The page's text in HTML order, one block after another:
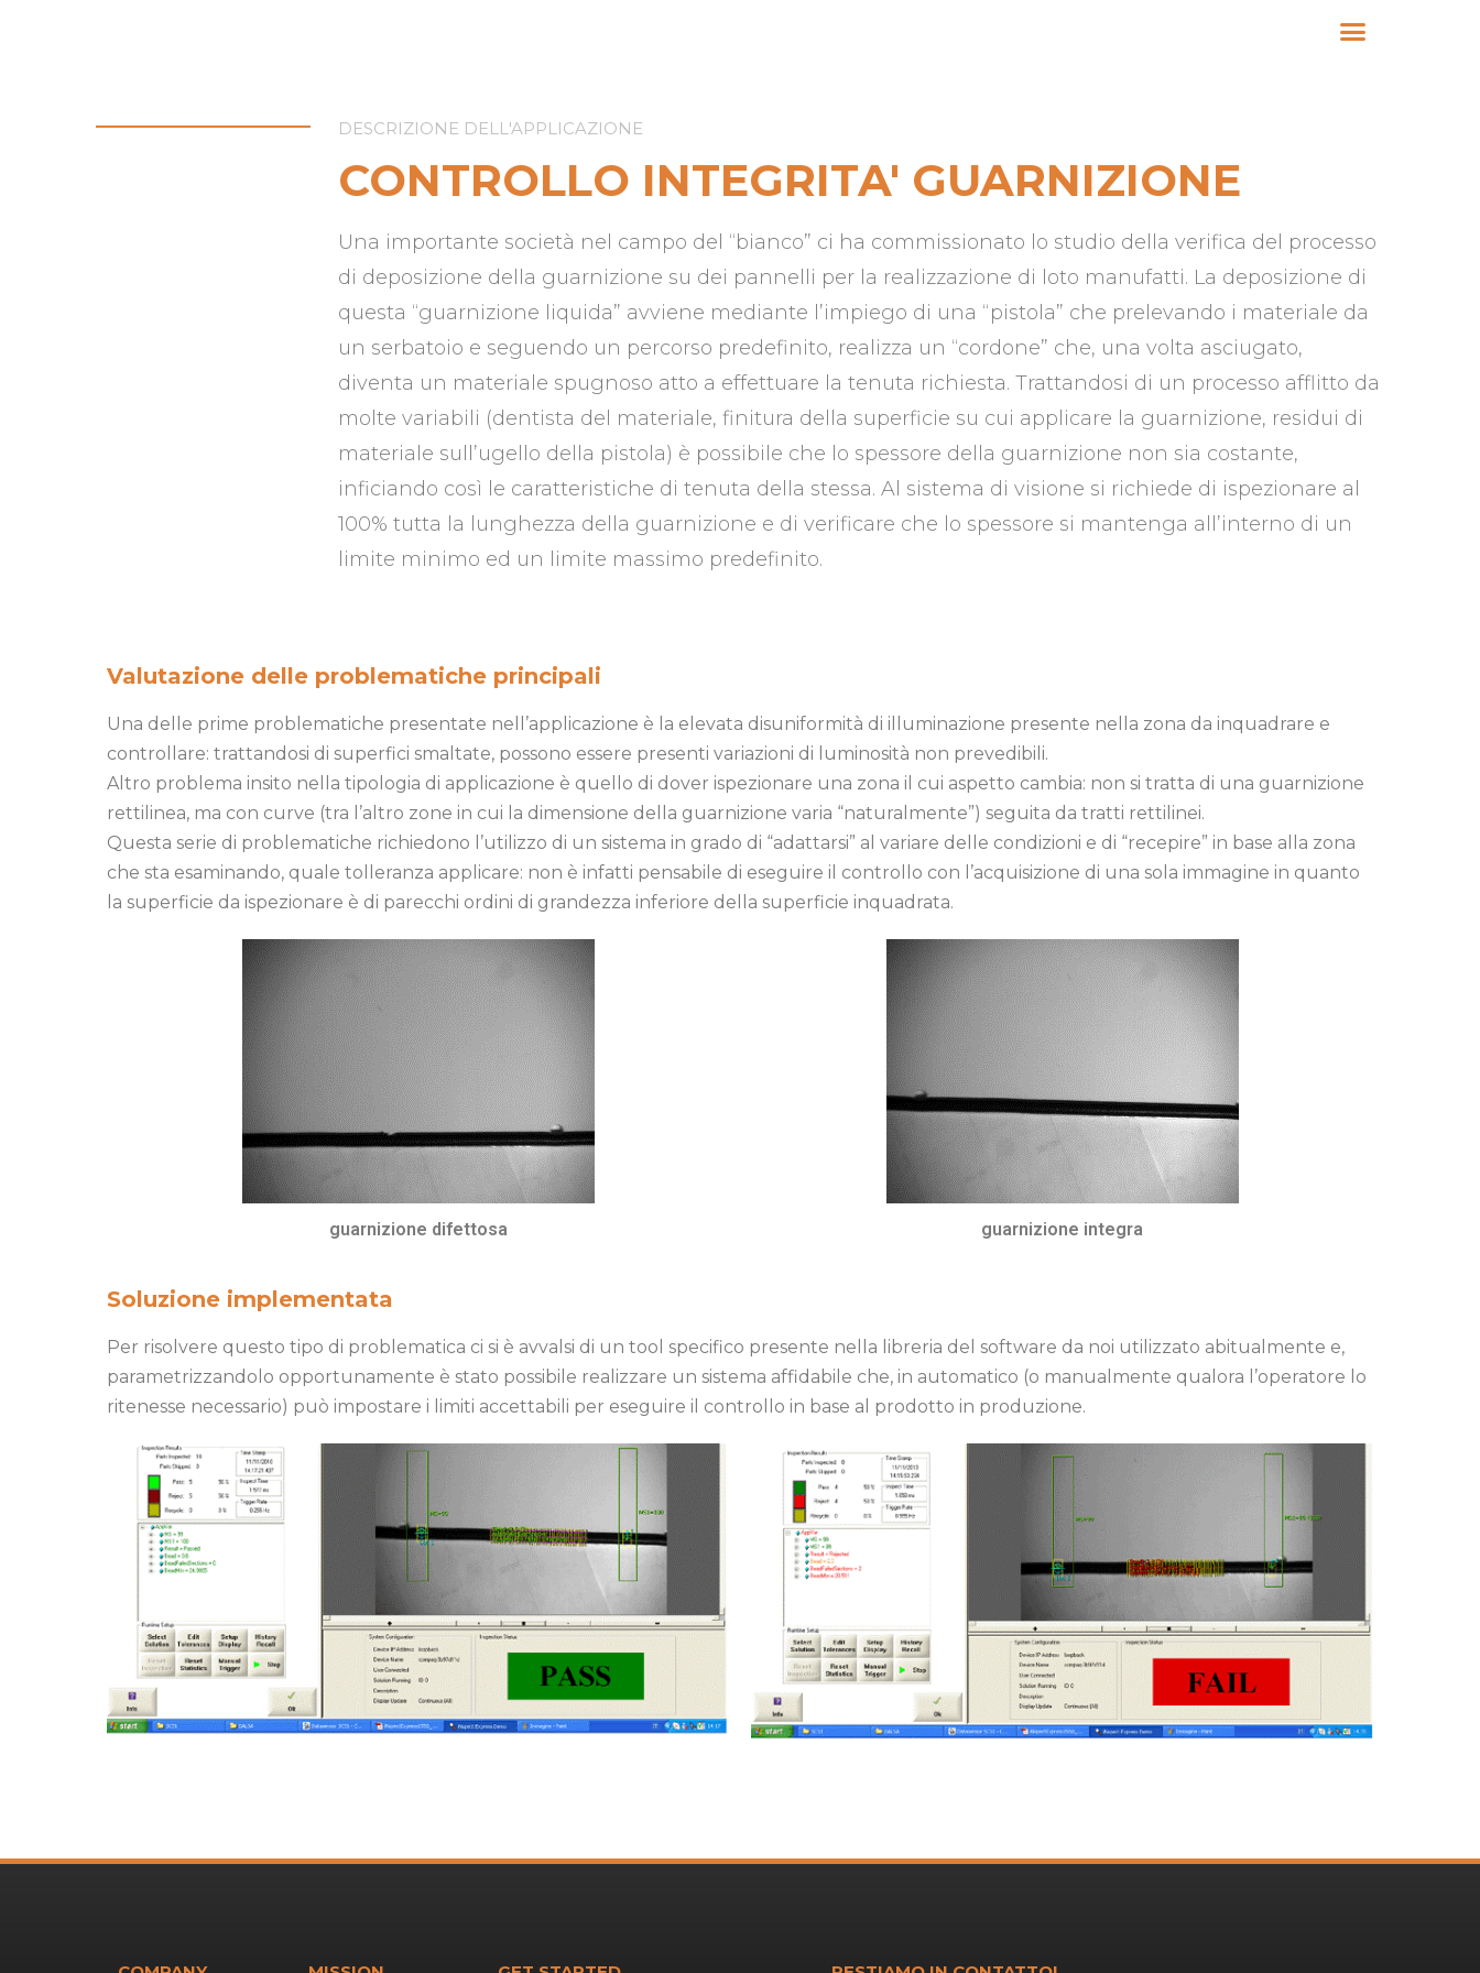
DESCRIZIONE DELL'APPLICAZIONE
CONTROLLO INTEGRITA' GUARNIZIONE
Una importante società nel campo del “bianco” ci ha commissionato lo studio della verifica del processo
di deposizione della guarnizione su dei pannelli per la realizzazione di loto manufatti. La deposizione di
questa “guarnizione liquida” avviene mediante l’impiego di una “pistola” che prelevando i materiale da
un serbatoio e seguendo un percorso predefinito, realizza un “cordone” che, una volta asciugato,
diventa un materiale spugnoso atto a effettuare la tenuta richiesta. Trattandosi di un processo afflitto da
molte variabili (dentista del materiale, finitura della superficie su cui applicare la guarnizione, residui di
materiale sull’ugello della pistola) è possibile che lo spessore della guarnizione non sia costante,
inficiando così le caratteristiche di tenuta della stessa. Al sistema di visione si richiede di ispezionare al
100% tutta la lunghezza della guarnizione e di verificare che lo spessore si mantenga all’interno di un
limite minimo ed un limite massimo predefinito.
Valutazione delle problematiche principali
Una delle prime problematiche presentate nell’applicazione è la elevata disuniformità di illuminazione presente nella zona da inquadrare e
controllare: trattandosi di superfici smaltate, possono essere presenti variazioni di luminosità non prevedibili.
Altro problema insito nella tipologia di applicazione è quello di dover ispezionare una zona il cui aspetto cambia: non si tratta di una guarnizione
rettilinea, ma con curve (tra l’altro zone in cui la dimensione della guarnizione varia “naturalmente”) seguita da tratti rettilinei.
Questa serie di problematiche richiedono l’utilizzo di un sistema in grado di “adattarsi” al variare delle condizioni e di “recepire” in base alla zona
che sta esaminando, quale tolleranza applicare: non è infatti pensabile di eseguire il controllo con l’acquisizione di una sola immagine in quanto
la superficie da ispezionare è di parecchi ordini di grandezza inferiore della superficie inquadrata.
guarnizione difettosa guarnizione integra
Soluzione implementata
Per risolvere questo tipo di problematica ci si è avvalsi di un tool specifico presente nella libreria del software da noi utilizzato abitualmente e,
parametrizzandolo opportunamente è stato possibile realizzare un sistema affidabile che, in automatico (o manualmente qualora l’operatore lo
ritenesse necessario) può impostare i limiti accettabili per eseguire il controllo in base al prodotto in produzione.